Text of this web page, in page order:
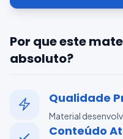
Por que este
absoluto?
Qualidade
Material
Conteúdo